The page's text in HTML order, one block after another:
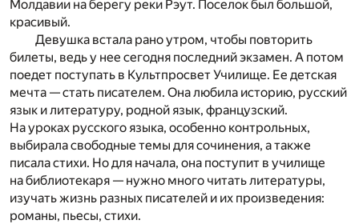
Молдавии на берегу реки Рэут. Поселок был большой,
красивый.
Девушка встала рано утром, чтобы повторить
билеты, ведь у нее сегодня последний экзамен. А потом
поедет поступать в Культпросвет Училище. Ее детская
мечта — стать писателем. Она любила историю, русский
язык и литературу, родной язык, французский.
На уроках русского языка, особенно контрольных,
выбирала свободные темы для сочинения, а также
писала стихи. Но для начала, она поступит в училище
на библиотекаря — нужно много читать литературы,
изучать жизнь разных писателей и их произведения:
романы, пьесы, стихи.